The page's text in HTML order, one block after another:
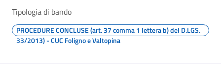
Tipologia di bando
PROCEDURE CONCLUSE (art. 37 comma 1 lettera b) del D.LGS.
33/2013) - CUC Foligno e Valtopina